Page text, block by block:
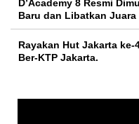
D’Academy 8 Resmi
Baru dan Libatkan Juara
Rayakan Hut Jakarta
Ber-KTP Jakarta.